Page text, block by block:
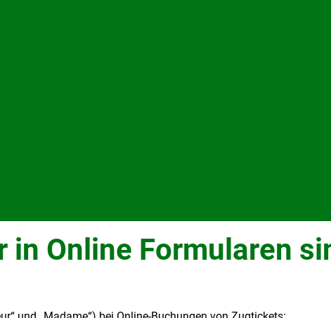
Online Formularen